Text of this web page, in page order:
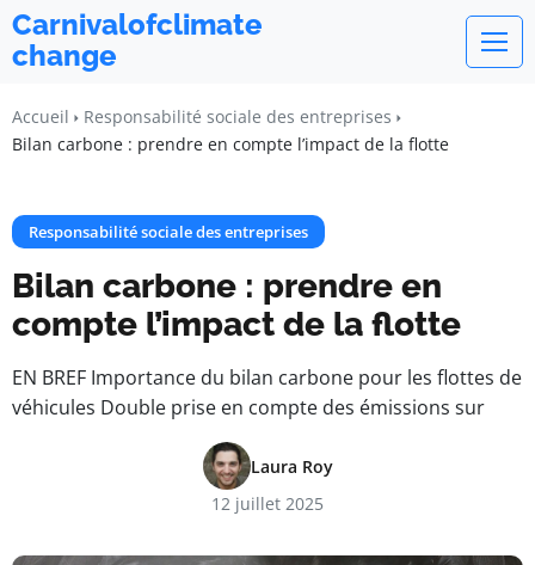
Carnivalofclimate
change
Accueil
Responsabilité sociale des entreprises
Bilan carbone : prendre en compte l’impact de la flotte
Responsabilité sociale des entreprises
Bilan carbone : prendre en
compte l’impact de la flotte
EN BREF Importance du bilan carbone pour les flottes de
véhicules Double prise en compte des émissions sur
Laura Roy
12 juillet 2025